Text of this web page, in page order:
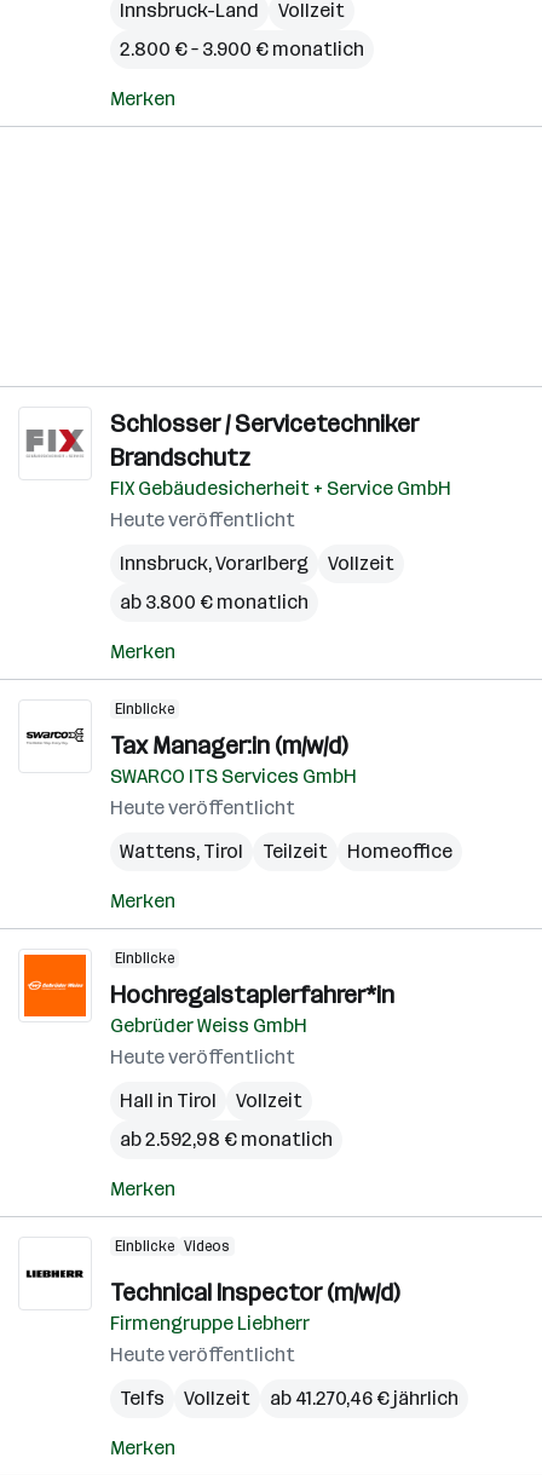
Innsbruck-Land
Vollzeit
2.800 € – 3.900 € monatlich
Merken
Schlosser / Servicetechniker
Brandschutz
FIX Gebäudesicherheit + Service GmbH
Heute veröffentlicht
Innsbruck,Vorarlberg
Vollzeit
ab 3.800 € monatlich
Merken
Einblicke
Tax Manager:in (m/w/d)
SWARCO ITS Services GmbH
Heute veröffentlicht
Wattens, Tirol Teilzeit Homeoffice
Merken
Einblicke
Hochregalstaplerfahrer*in
Gebrüder Weiss GmbH
Heute veröffentlicht
Hall in Tirol
Vollzeit
ab 2.592,98 € monatlich
Merken
Einblicke Videos
Technical Inspector (m/w/d)
Firmengruppe Liebherr
Heute veröffentlicht
Telfs
Vollzeit ab 41.270,46 € jährlich
Merken